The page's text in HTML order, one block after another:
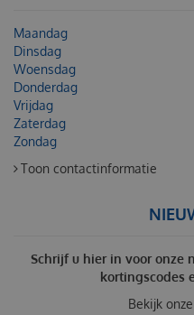
Maandag
Dinsdag
Woensdag
Donderdag
Vrijdag
Zaterdag
Zondag
Toon contactinformatie
Schrijf u hier in voor onze
kortingscodes
Bekijk onze